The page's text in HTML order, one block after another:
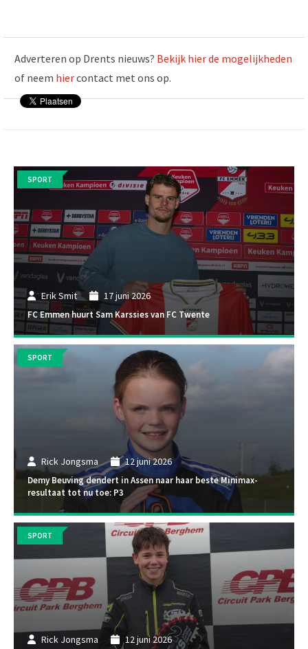
Adverteren op Drents nieuws? Bekijk hier de mogelijkheden
of neem hiercontact met ons op.
Erik Smit 17 juni 2026
FC Emmen huurt Sam Karssies van FC Twente
SPORT
Rick Jongsma 12 juni 2026
Demy Beuving dendert in Assen naar haar beste Minimax-
resultaat tot nu toe: P3
SPORT
Rick Jongsma 12 juni 2026
SPORT